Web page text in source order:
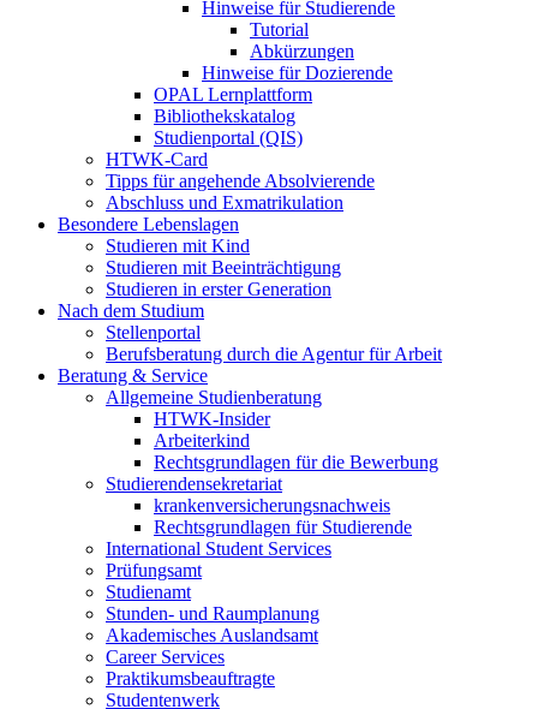
Hinweise für Studierende
Tutorial
Abkürzungen
Hinweise für Dozierende
OPAL Lernplattform
Bibliothekskatalog
Studienportal (QIS)
HTWK-Card
Tipps für angehende Absolvierende
Abschluss und Exmatrikulation
Besondere Lebenslagen
Studieren mit Kind
Studieren mit Beeinträchtigung
Studieren in erster Generation
Nach dem Studium
Stellenportal
Berufsberatung durch die Agentur für Arbeit
Beratung & Service
Allgemeine Studienberatung
HTWK-Insider
Arbeiterkind
Rechtsgrundlagen für die Bewerbung
Studierendensekretariat
krankenversicherungsnachweis
Rechtsgrundlagen für Studierende
International Student Services
Prüfungsamt
Studienamt
Stunden- und Raumplanung
Akademisches Auslandsamt
Career Services
Praktikumsbeauftragte
Studentenwerk